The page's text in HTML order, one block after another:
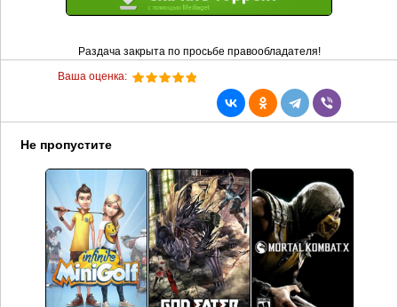
Раздача закрыта по просьбе правообладателя!
Ваша оценка:
Не пропустите